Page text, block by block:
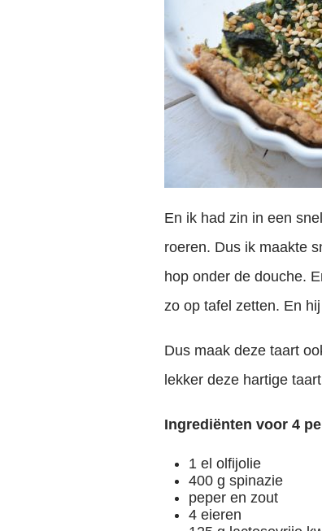
En ik had zin in een
roeren. Dus ik maakte
hop onder de douche.
zo op tafel zetten. En
Dus maak deze taart
lekker deze hartige
Ingrediënten voor 4
1 el olfijolie
400 g spinazie
peper en zout
4 eieren